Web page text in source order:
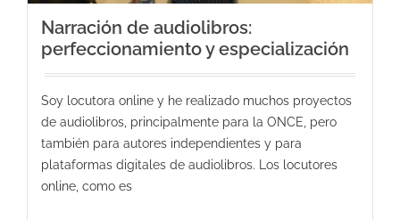
Narración de audiolibros:
perfeccionamiento y especialización
Soy locutora online y he realizado muchos proyectos
de audiolibros, principalmente para la ONCE, pero
también para autores independientes y para
plataformas digitales de audiolibros. Los locutores
online, como es